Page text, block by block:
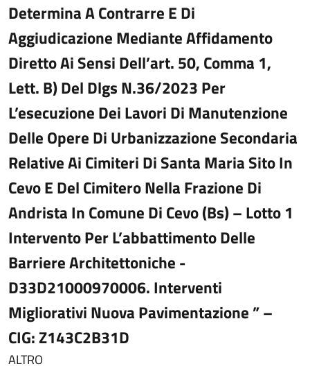
Determina A Contrarre E Di
Aggiudicazione Mediante Affidamento
Diretto Ai Sensi Dell’art. 50, Comma 1,
Lett. B) Del Dlgs N.36/2023 Per
L’esecuzione Dei Lavori Di Manutenzione
Delle Opere Di Urbanizzazione Secondaria
Relative Ai Cimiteri Di Santa Maria Sito In
Cevo E Del Cimitero Nella Frazione Di
Andrista In Comune Di Cevo (Bs) – Lotto 1
Intervento Per L’abbattimento Delle
Barriere Architettoniche -
D33D21000970006. Interventi
Migliorativi Nuova Pavimentazione ” –
CIG: Z143C2B31D
ALTRO